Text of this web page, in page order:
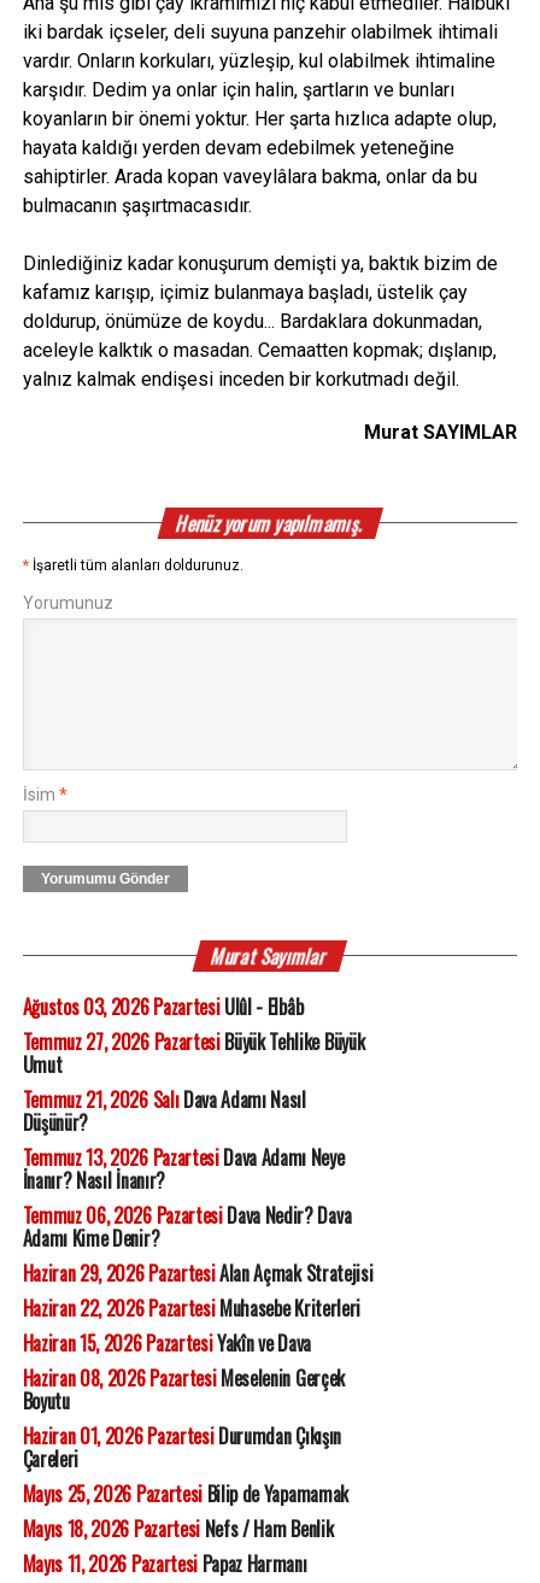
iki bardak içseler, deli suyuna panzehir olabilmek ihtimali
vardır. Onların korkuları, yüzleşip, kul olabilmek ihtimaline
karşıdır. Dedim ya onlar için halin, şartların ve bunları
koyanların bir önemi yoktur. Her şarta hızlıca adapte olup,
hayata kaldığı yerden devam edebilmek yeteneğine
sahiptirler. Arada kopan vaveylâlara bakma, onlar da bu
bulmacanın şaşırtmacasıdır.
Dinlediğiniz kadar konuşurum demişti ya, baktık bizim de
kafamız karışıp, içimiz bulanmaya başladı, üstelik çay
doldurup, önümüze de koydu... Bardaklara dokunmadan,
aceleyle kalktık o masadan. Cemaatten kopmak; dışlanıp,
yalnız kalmak endişesi inceden bir korkutmadı değil.
Murat SAYIMLAR
Henüz yorum yapılmamış.
* İşaretli tüm alanları doldurunuz.
Yorumunuz
İsim *
Yorumumu Gönder
Murat Sayımlar
Ağustos 03, 2026 PazartesiUlûl - Elbâb
Temmuz 27, 2026 PazartesiBüyük Tehlike Büyük
Umut
Temmuz 21, 2026 SalıDava Adamı Nasıl
Düşünür?
Temmuz 13, 2026 PazartesiDava Adamı Neye
İnanır? Nasıl İnanır?
Temmuz 06, 2026 PazartesiDava Nedir? Dava
Adamı Kime Denir?
Haziran 29, 2026 PazartesiAlan Açmak Stratejisi
Haziran 22, 2026 PazartesiMuhasebe Kriterleri
Haziran 15, 2026 PazartesiYakîn ve Dava
Haziran 08, 2026 PazartesiMeselenin Gerçek
Boyutu
Haziran 01, 2026 PazartesiDurumdan Çıkışın
Çareleri
Mayıs 25, 2026 PazartesiBilip de Yapamamak
Mayıs 18, 2026 PazartesiNefs / Ham Benlik
Mayıs 11, 2026 PazartesiPapaz Harmanı